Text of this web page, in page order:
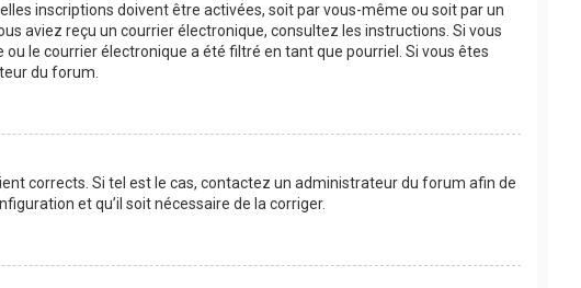
inscriptions doivent être activées, soit par vous-même ou soit par un
aviez reçu un courrier électronique, consultez les instructions. Si vous
le courrier électronique a été filtré en tant que pourriel. Si vous êtes
du forum.
corrects. Si tel est le cas, contactez un administrateur du forum afin de
et qu’il soit nécessaire de la corriger.